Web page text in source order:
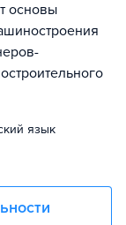
основы
язык